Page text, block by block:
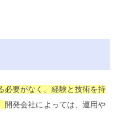
必要がなく、経験と技術を持
開発会社によっては、運用や